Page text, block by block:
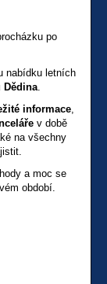
po
nabídku letních
Dědina.
informace,
v době
na všechny
a moc se
období.